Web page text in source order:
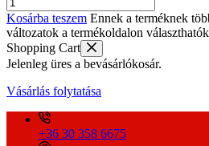
Kosárba teszem Ennek a terméknek
változatok a termékoldalon
Shopping Cart
Jelenleg üres a bevásárlókosár.
Vásárlás folytatása
+36 30 358 6675